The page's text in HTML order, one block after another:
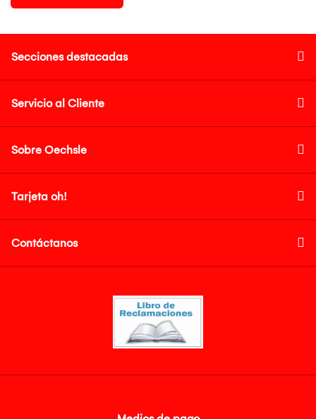
Secciones destacadas
Servicio al Cliente
Sobre Oechsle
Tarjeta oh!
Contáctanos